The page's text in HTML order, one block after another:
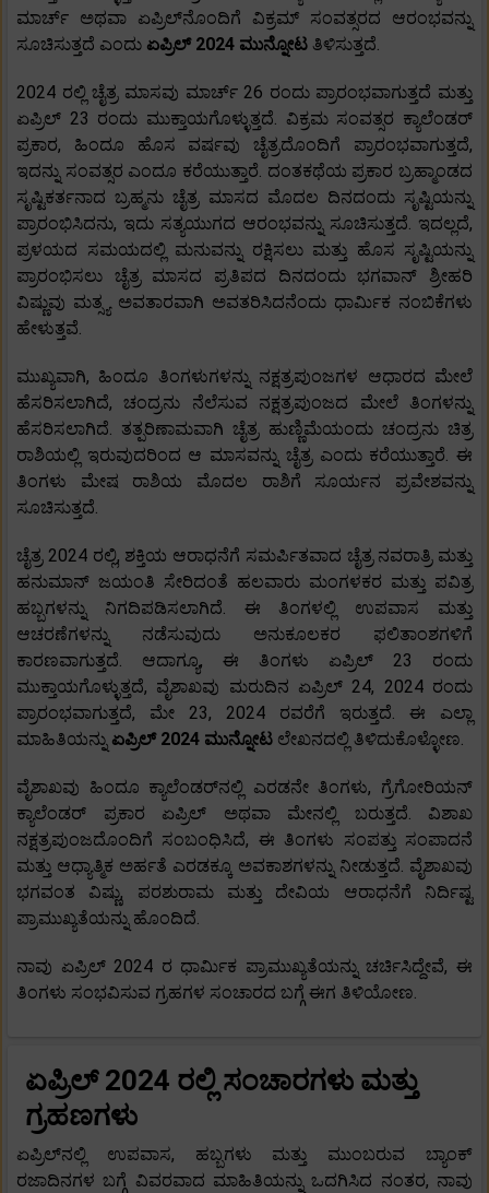
ಮಾರ್ಚ್ ಅಥವಾ ಏಪ್ರಿಲ್‌ನೊಂದಿಗೆ ವಿಕ್ರಮ್ ಸಂವತ್ಸರದ ಆರಂಭವನ್ನು
ಸೂಚಿಸುತ್ತದೆ ಎಂದು ಏಪ್ರಿಲ್ 2024 ಮುನ್ನೋಟ ತಿಳಿಸುತ್ತದೆ.
2024 ರಲ್ಲಿ ಚೈತ್ರ ಮಾಸವು ಮಾರ್ಚ್ 26 ರಂದು ಪ್ರಾರಂಭವಾಗುತ್ತದೆ ಮತ್ತು
ಏಪ್ರಿಲ್ 23 ರಂದು ಮುಕ್ತಾಯಗೊಳ್ಳುತ್ತದೆ. ವಿಕ್ರಮ ಸಂವತ್ಸರ ಕ್ಯಾಲೆಂಡರ್
ಪ್ರಕಾರ, ಹಿಂದೂ ಹೊಸ ವರ್ಷವು ಚೈತ್ರದೊಂದಿಗೆ ಪ್ರಾರಂಭವಾಗುತ್ತದೆ,
ಇದನ್ನು ಸಂವತ್ಸರ ಎಂದೂ ಕರೆಯುತ್ತಾರೆ. ದಂತಕಥೆಯ ಪ್ರಕಾರ ಬ್ರಹ್ಮಾಂಡದ
ಸೃಷ್ಟಿಕರ್ತನಾದ ಬ್ರಹ್ಮನು ಚೈತ್ರ ಮಾಸದ ಮೊದಲ ದಿನದಂದು ಸೃಷ್ಟಿಯನ್ನು
ಪ್ರಾರಂಭಿಸಿದನು, ಇದು ಸತ್ಯಯುಗದ ಆರಂಭವನ್ನು ಸೂಚಿಸುತ್ತದೆ. ಇದಲ್ಲದೆ,
ಪ್ರಳಯದ ಸಮಯದಲ್ಲಿ ಮನುವನ್ನು ರಕ್ಷಿಸಲು ಮತ್ತು ಹೊಸ ಸೃಷ್ಟಿಯನ್ನು
ಪ್ರಾರಂಭಿಸಲು ಚೈತ್ರ ಮಾಸದ ಪ್ರತಿಪದ ದಿನದಂದು ಭಗವಾನ್ ಶ್ರೀಹರಿ
ವಿಷ್ಣುವು ಮತ್ಸ್ಯ ಅವತಾರವಾಗಿ ಅವತರಿಸಿದನೆಂದು ಧಾರ್ಮಿಕ ನಂಬಿಕೆಗಳು
ಹೇಳುತ್ತವೆ.
ಮುಖ್ಯವಾಗಿ, ಹಿಂದೂ ತಿಂಗಳುಗಳನ್ನು ನಕ್ಷತ್ರಪುಂಜಗಳ ಆಧಾರದ ಮೇಲೆ
ಹೆಸರಿಸಲಾಗಿದೆ, ಚಂದ್ರನು ನೆಲೆಸುವ ನಕ್ಷತ್ರಪುಂಜದ ಮೇಲೆ ತಿಂಗಳನ್ನು
ಹೆಸರಿಸಲಾಗಿದೆ. ತತ್ಪರಿಣಾಮವಾಗಿ ಚೈತ್ರ ಹುಣ್ಣಿಮೆಯಂದು ಚಂದ್ರನು ಚಿತ್ರ
ರಾಶಿಯಲ್ಲಿ ಇರುವುದರಿಂದ ಆ ಮಾಸವನ್ನು ಚೈತ್ರ ಎಂದು ಕರೆಯುತ್ತಾರೆ. ಈ
ತಿಂಗಳು ಮೇಷ ರಾಶಿಯ ಮೊದಲ ರಾಶಿಗೆ ಸೂರ್ಯನ ಪ್ರವೇಶವನ್ನು
ಸೂಚಿಸುತ್ತದೆ.
ಚೈತ್ರ 2024 ರಲ್ಲಿ, ಶಕ್ತಿಯ ಆರಾಧನೆಗೆ ಸಮರ್ಪಿತವಾದ ಚೈತ್ರ ನವರಾತ್ರಿ ಮತ್ತು
ಹನುಮಾನ್ ಜಯಂತಿ ಸೇರಿದಂತೆ ಹಲವಾರು ಮಂಗಳಕರ ಮತ್ತು ಪವಿತ್ರ
ಹಬ್ಬಗಳನ್ನು ನಿಗದಿಪಡಿಸಲಾಗಿದೆ. ಈ ತಿಂಗಳಲ್ಲಿ ಉಪವಾಸ ಮತ್ತು
ಆಚರಣೆಗಳನ್ನು ನಡೆಸುವುದು ಅನುಕೂಲಕರ ಫಲಿತಾಂಶಗಳಿಗೆ
ಕಾರಣವಾಗುತ್ತದೆ. ಆದಾಗ್ಯೂ, ಈ ತಿಂಗಳು ಏಪ್ರಿಲ್ 23 ರಂದು
ಮುಕ್ತಾಯಗೊಳ್ಳುತ್ತದೆ, ವೈಶಾಖವು ಮರುದಿನ ಏಪ್ರಿಲ್ 24, 2024 ರಂದು
ಪ್ರಾರಂಭವಾಗುತ್ತದೆ, ಮೇ 23, 2024 ರವರೆಗೆ ಇರುತ್ತದೆ. ಈ ಎಲ್ಲಾ
ಮಾಹಿತಿಯನ್ನುಏಪ್ರಿಲ್ 2024 ಮುನ್ನೋಟ ಲೇಖನದಲ್ಲಿ ತಿಳಿದುಕೊಳ್ಳೋಣ.
ವೈಶಾಖವು ಹಿಂದೂ ಕ್ಯಾಲೆಂಡರ್‌ನಲ್ಲಿ ಎರಡನೇ ತಿಂಗಳು, ಗ್ರೆಗೋರಿಯನ್
ಕ್ಯಾಲೆಂಡರ್ ಪ್ರಕಾರ ಏಪ್ರಿಲ್ ಅಥವಾ ಮೇನಲ್ಲಿ ಬರುತ್ತದೆ. ವಿಶಾಖ
ನಕ್ಷತ್ರಪುಂಜದೊಂದಿಗೆ ಸಂಬಂಧಿಸಿದೆ, ಈ ತಿಂಗಳು ಸಂಪತ್ತು ಸಂಪಾದನೆ
ಮತ್ತು ಆಧ್ಯಾತ್ಮಿಕ ಅರ್ಹತೆ ಎರಡಕ್ಕೂ ಅವಕಾಶಗಳನ್ನು ನೀಡುತ್ತದೆ. ವೈಶಾಖವು
ಭಗವಂತ ವಿಷ್ಣು, ಪರಶುರಾಮ ಮತ್ತು ದೇವಿಯ ಆರಾಧನೆಗೆ ನಿರ್ದಿಷ್ಟ
ಪ್ರಾಮುಖ್ಯತೆಯನ್ನು ಹೊಂದಿದೆ.
ನಾವು ಏಪ್ರಿಲ್ 2024 ರ ಧಾರ್ಮಿಕ ಪ್ರಾಮುಖ್ಯತೆಯನ್ನು ಚರ್ಚಿಸಿದ್ದೇವೆ, ಈ
ತಿಂಗಳು ಸಂಭವಿಸುವ ಗ್ರಹಗಳ ಸಂಚಾರದ ಬಗ್ಗೆ ಈಗ ತಿಳಿಯೋಣ.
ಏಪ್ರಿಲ್ 2024 ರಲ್ಲಿ ಸಂಚಾರಗಳು ಮತ್ತು
ಗ್ರಹಣಗಳು
ಏಪ್ರಿಲ್‌ನಲ್ಲಿ ಉಪವಾಸ, ಹಬ್ಬಗಳು ಮತ್ತು ಮುಂಬರುವ ಬ್ಯಾಂಕ್
ರಜಾದಿನಗಳ ಬಗ್ಗೆ ವಿವರವಾದ ಮಾಹಿತಿಯನ್ನು ಒದಗಿಸಿದ ನಂತರ, ನಾವು